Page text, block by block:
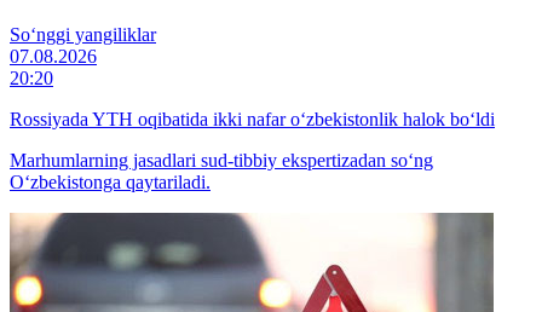
So‘nggi yangiliklar
07.08.2026
20:20
Rossiyada YTH oqibatida ikki nafar o‘zbekistonlik halok bo‘ldi
Marhumlarning jasadlari sud-tibbiy ekspertizadan so‘ng
O‘zbekistonga qaytariladi.